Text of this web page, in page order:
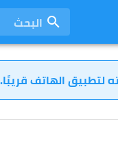
البحث
لتطبيق الهاتف قريبًا.